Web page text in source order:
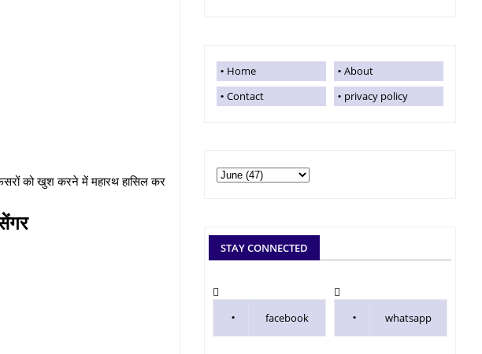
को खुश करने में महारथ हासिल कर
Home
About
Contact
privacy policy
STAY CONNECTED
facebook whatsapp